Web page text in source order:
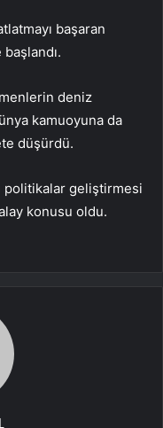
başaran
deniz
kamuoyuna da
düşürdü.
politikalar geliştirmesi
konusu oldu.